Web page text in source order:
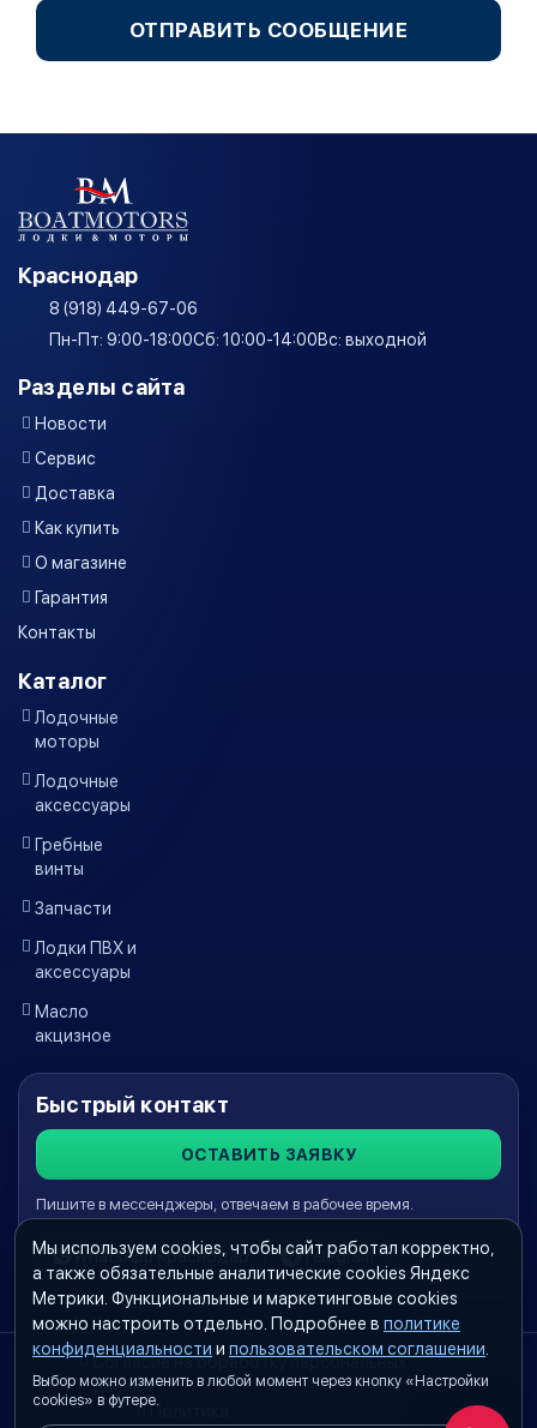
ОТПРАВИТЬ СООБЩЕНИЕ
Краснодар
8 (918) 449-67-06
Пн-Пт: 9:00-18:00Сб: 10:00-14:00Вс: выходной
Разделы сайта
Новости
Сервис
Доставка
Как купить
О магазине
Гарантия
Контакты
Каталог
Лодочные
моторы
Лодочные
аксессуары
Гребные
винты
Запчасти
Лодки ПВХ и
аксессуары
Масло
акцизное
Быстрый контакт
ОСТАВИТЬ ЗАЯВКУ
Пишите в мессенджеры, отвечаем в рабочее время.
WhatsApp Краснодар Telegram
Согласие на обработку персональных
данных
Политика
Мы используем cookies, чтобы сайт работал корректно,
а также обязательные аналитические cookies Яндекс
Метрики. Функциональные и маркетинговые cookies
можно настроить отдельно. Подробнее в политике
конфиденциальности и пользовательском соглашении
Выбор можно изменить в любой момент через кнопку «Настройки
cookies» в футере.